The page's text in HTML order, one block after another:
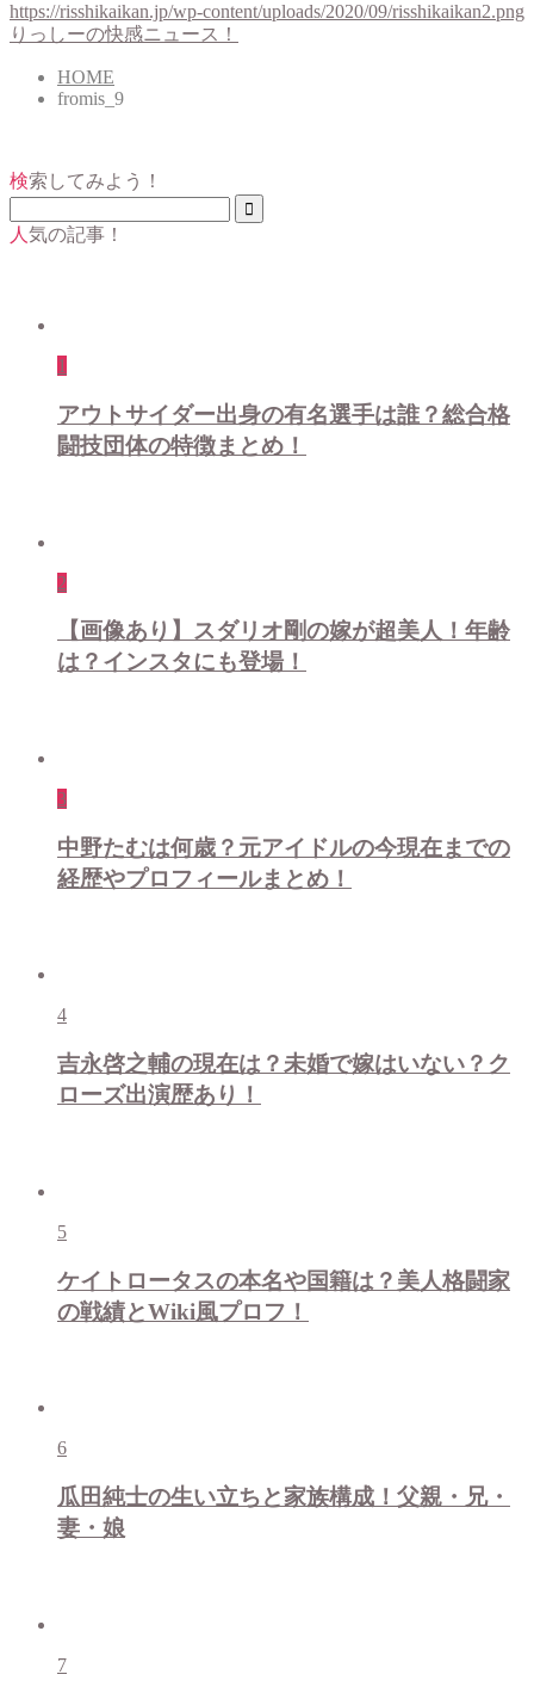
https://risshikaikan.jp/wp-content/uploads/2020/09/risshikaikan2.png
りっしーの快感ニュース！
HOME
fromis_9
検索してみよう！
人気の記事！
1
アウトサイダー出身の有名選手は誰？総合格
闘技団体の特徴まとめ！
2
【画像あり】スダリオ剛の嫁が超美人！年齢
は？インスタにも登場！
3
中野たむは何歳？元アイドルの今現在までの
経歴やプロフィールまとめ！
4
吉永啓之輔の現在は？未婚で嫁はいない？ク
ローズ出演歴あり！
5
ケイトロータスの本名や国籍は？美人格闘家
の戦績とWiki風プロフ！
6
瓜田純士の生い立ちと家族構成！父親・兄・
妻・娘
7